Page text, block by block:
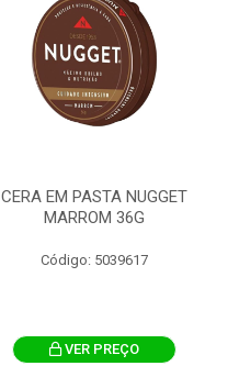
CERA EM PASTA NUGGET
MARROM 36G
Código: 5039617
VER PREÇO